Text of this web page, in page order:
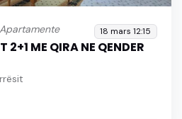
Apartamente 18 mars 12:15
2+1 ME QIRA NE QENDER